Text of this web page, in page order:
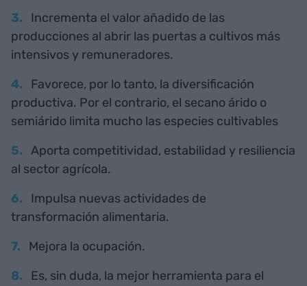
Incrementa el valor añadido de las
producciones al abrir las puertas a cultivos más
intensivos y remuneradores.
Favorece, por lo tanto, la diversificación
productiva. Por el contrario, el secano árido o
semiárido limita mucho las especies cultivables
Aporta competitividad, estabilidad y resiliencia
al sector agrícola.
Impulsa nuevas actividades de
transformación alimentaria.
Mejora la ocupación.
Es, sin duda, la mejor herramienta para el